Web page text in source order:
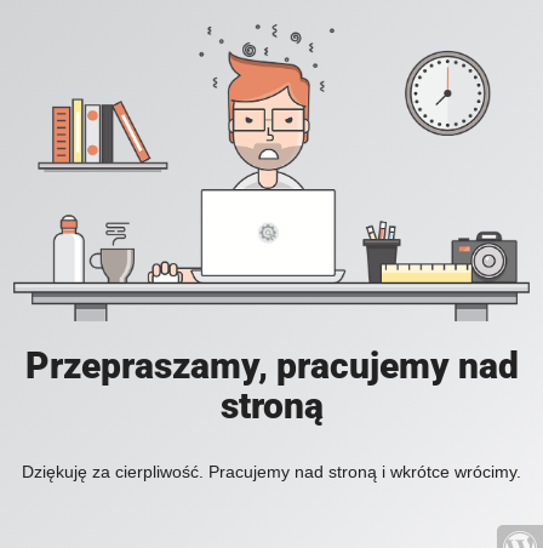
Przepraszamy, pracujemy nad
stroną
Dziękuję za cierpliwość. Pracujemy nad stroną i wkrótce wrócimy.